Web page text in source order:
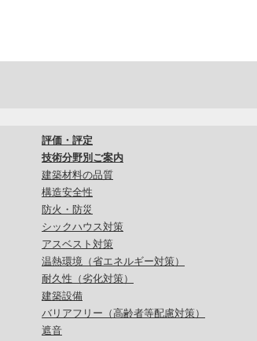
評価・評定
技術分野別ご案内
建築材料の品質
構造安全性
防火・防災
シックハウス対策
アスベスト対策
温熱環境（省エネルギー対策）
耐久性（劣化対策）
建築設備
バリアフリー（高齢者等配慮対策）
遮音